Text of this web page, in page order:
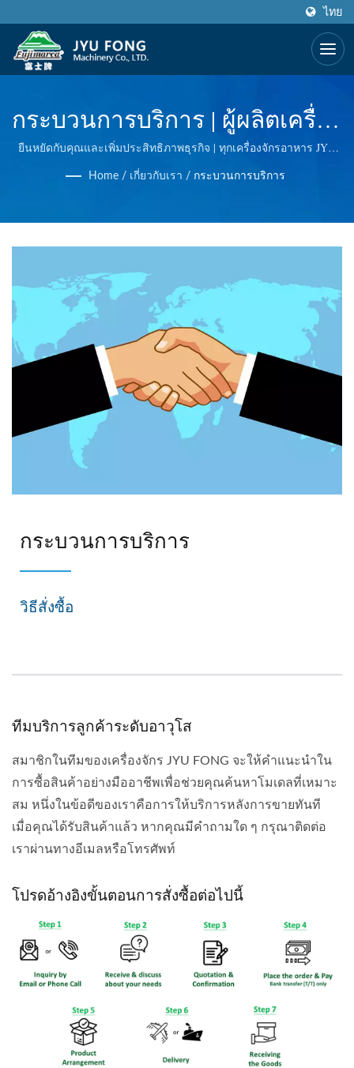
ไทย
กระบวนการบริการ | ผู้ผลิตเครื่อง
ทำน้ำแข็ง, เครื่องบดเนื้อ, เครื่อง
ตัดผักที่ผลิตที่ไต้หวัน | JYU
ยืนหยัดกับคุณและเพิ่มประสิทธิภาพธุรกิจ | ทุกเครื่องจักรอาหาร JYU
FONG ทำทั้งหมดในไต้หวัน พวกเราใช้เทคโนโลยีที่ยอดเยี่ยมในเครื่อง
กวาดน้ำแข็งแบบไฟฟ้าและแบบมือ, เครื่องบดเนื้อแบบไฟฟ้า, เครื่อง
เพื่อนำเสนอคุณคุณภาพที่ดีที่สุด
Home / เกี่ยวกับเรา / กระบวนการบริการ
กระบวนการบริการ
วิธีสั่งซื้อ
ทีมบริการลูกค้าระดับอาวุโส
สมาชิกในทีมของเครื่องจักร JYU FONG จะให้คำแนะนำใน
การซื้อสินค้าอย่างมืออาชีพเพื่อช่วยคุณค้นหาโมเดลที่เหมาะ
สม หนึ่งในข้อดีของเราคือการให้บริการหลังการขายทันที
เมื่อคุณได้รับสินค้าแล้ว หากคุณมีคำถามใด ๆ กรุณาติดต่อ
เราผ่านทางอีเมลหรือโทรศัพท์
โปรดอ้างอิงขั้นตอนการสั่งซื้อต่อไปนี้